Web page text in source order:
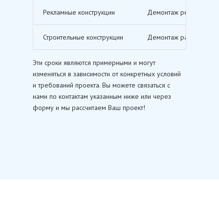
Рекламные конструкции Демонтаж рекламных
Строительные конструкции Демонтаж различных
Эти сроки являются примерными и могут
изменяться в зависимости от конкретных условий
и требований проекта. Вы можете связаться с
нами по контактам указанным ниже или через
форму и мы рассчитаем Ваш проект!